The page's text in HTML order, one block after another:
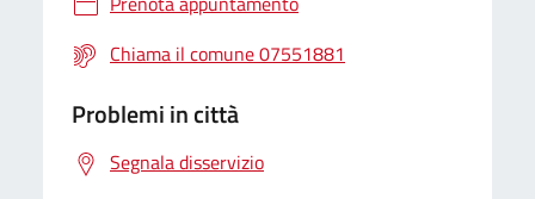
Chiama il comune 07551881
Problemi in città
Segnala disservizio